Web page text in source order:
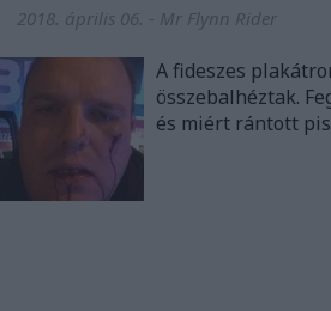
2018. április 06. - Mr Flynn Rider
A fideszes
összebalhéztak.
és miért rántott